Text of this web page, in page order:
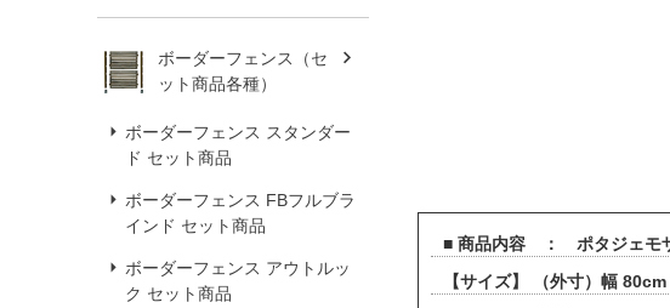
ボーダーフェンス（セ
ット商品各種）
ボーダーフェンス スタンダー
ド セット商品
ボーダーフェンス FBフルブラ
インド セット商品
ボーダーフェンス アウトルッ
ク セット商品
■ 商品内容 ： ポタジェモ
【サイズ】 （外寸）幅